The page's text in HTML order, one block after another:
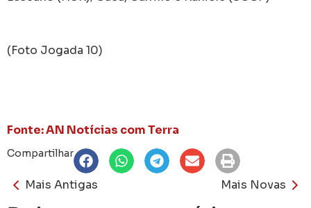
(Foto Jogada 10)
Fonte: AN Notícias com Terra
Compartilhar
Mais Antigas Mais Novas